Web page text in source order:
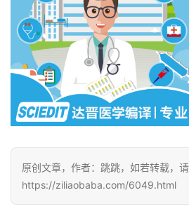
稿
每
日
好
诗原创文章，作者：跳跳，如若转载，请
https://ziliaobaba.com/6049.html